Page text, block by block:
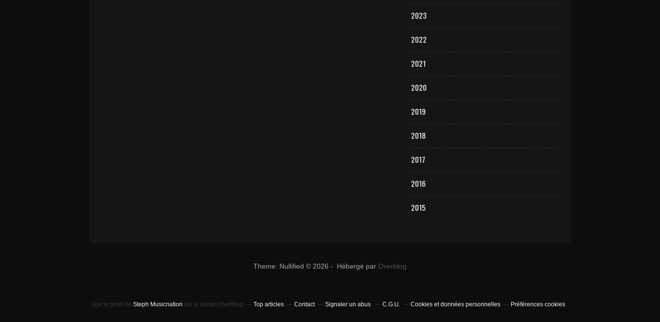
2023
2022
2021
2020
2019
2018
2017
2016
2015
Theme: Nullified © 2026 - Hébergé par Overblog
Voir le profil de Steph Musicnation sur le portail Overblog Top articles Contact Signaler un abus C.G.U. Cookies et données personnelles Préférences cookies